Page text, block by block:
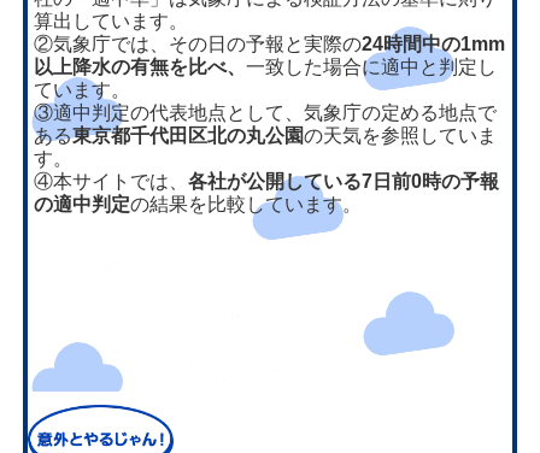
算出しています。
②気象庁では、その日の予報と実際の24時間中の1mm
以上降水の有無を比べ、一致した場合に適中と判定し
ています。
③適中判定の代表地点として、気象庁の定める地点で
ある東京都千代田区北の丸公園の天気を参照していま
す。
④本サイトでは、各社が公開している7日前0時の予報
の適中判定の結果を比較しています。